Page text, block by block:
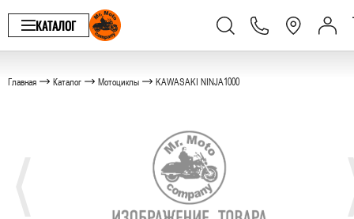
КАТАЛОГ
Главная Каталог Мотоциклы KAWASAKI NINJA1000